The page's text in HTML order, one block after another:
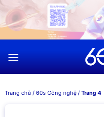
Chuyển
đến
nội
dung
Trang chủ / 60s Công nghệ/ Trang 4